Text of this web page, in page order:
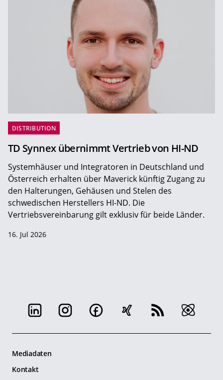
DISTRIBUTION
TD Synnex übernimmt Vertrieb von HI-ND
Systemhäuser und Integratoren in Deutschland und
Österreich erhalten über Maverick künftig Zugang zu
den Halterungen, Gehäusen und Stelen des
schwedischen Herstellers HI-ND. Die
Vertriebsvereinbarung gilt exklusiv für beide Länder.
16. Jul 2026
Mediadaten
Kontakt